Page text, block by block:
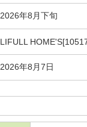
2026年8月下旬
LIFULL
2026年8月7日